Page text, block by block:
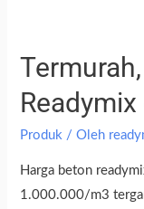
Produk / Oleh
Harga beton
1.000.000/m3